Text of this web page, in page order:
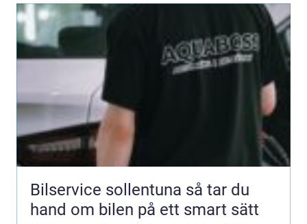
Bilservice sollentuna så tar du
hand om bilen på ett smart sätt